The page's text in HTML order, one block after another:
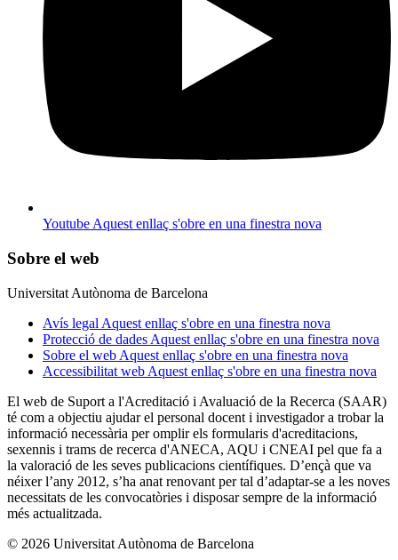
YoutubeAquest enllaç s'obre en una finestra nova
Sobre el web
Universitat Autònoma de Barcelona
Avís legal Aquest enllaç s'obre en una finestra nova
Protecció de dades Aquest enllaç s'obre en una finestra nova
Sobre el web Aquest enllaç s'obre en una finestra nova
Accessibilitat web Aquest enllaç s'obre en una finestra nova
El web de Suport a l'Acreditació i Avaluació de la Recerca (SAAR)
té com a objectiu ajudar el personal docent i investigador a trobar la
informació necessària per omplir els formularis d'acreditacions,
sexennis i trams de recerca d'ANECA, AQU i CNEAI pel que fa a
la valoració de les seves publicacions científiques. D’ençà que va
néixer l’any 2012, s’ha anat renovant per tal d’adaptar-se a les noves
necessitats de les convocatòries i disposar sempre de la informació
més actualitzada.
© 2026 Universitat Autònoma de Barcelona